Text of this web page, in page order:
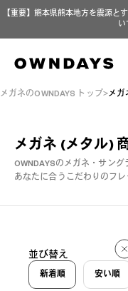
【重要】熊本県熊本地方を震源と
い
メガネのOWNDAYS トップ メガ
メガネ (メタル)
OWNDAYSのメガネ・サング
あなたに合うこだわりのフレ
並び替え
新着順 安い順